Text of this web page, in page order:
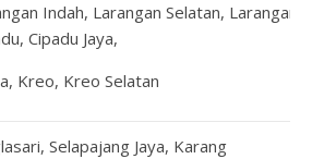
Indah, Larangan Selatan, Larangan
Cipadu Jaya,
Kreo, Kreo Selatan
Selapajang Jaya, Karang